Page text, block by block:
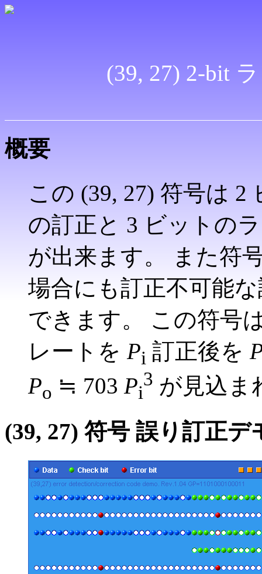
(39, 27) 2-bit
概要
この (39, 27) 符号は
の訂正と 3 ビットの
が出来ます。 また符
場合にも訂正不可能
できます。 この符号
レートを Pi 訂正後を
Po ≒ 703 Pi
3 が見込ま
(39, 27) 符号 誤り訂正